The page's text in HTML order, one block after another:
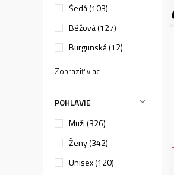
Šedá (103)
Béžová (127)
Burgunská (12)
Zobraziť viac
POHLAVIE
Muži (326)
Ženy (342)
Unisex (120)